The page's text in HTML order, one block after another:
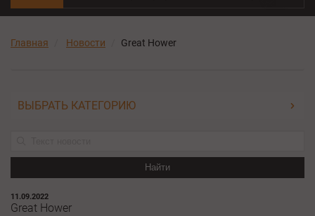
Главная Новости Great Hower
ВЫБРАТЬ КАТЕГОРИЮ
Найти
11.09.2022
Great Hower